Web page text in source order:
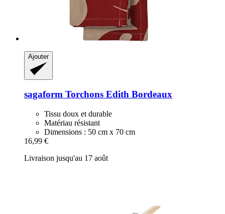
Ajouter
sagaform Torchons Edith Bordeaux
Tissu doux et durable
Matériau résistant
Dimensions : 50 cm x 70 cm
16,99 €
Livraison jusqu'au 17 août